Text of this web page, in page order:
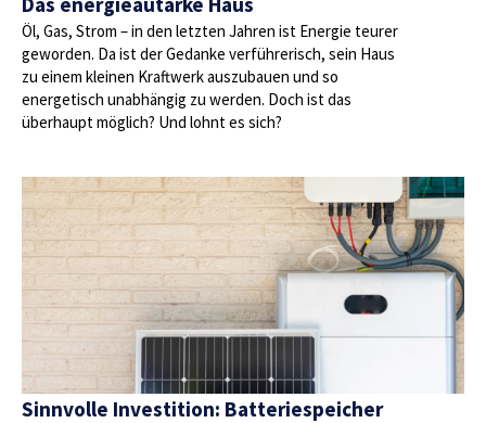
Öl, Gas, Strom – in den letzten Jahren ist Energie teurer
geworden. Da ist der Gedanke verführerisch, sein Haus
zu einem kleinen Kraftwerk auszubauen und so
energetisch unabhängig zu werden. Doch ist das
überhaupt möglich? Und lohnt es sich?
Sinnvolle Investition: Batteriespeicher